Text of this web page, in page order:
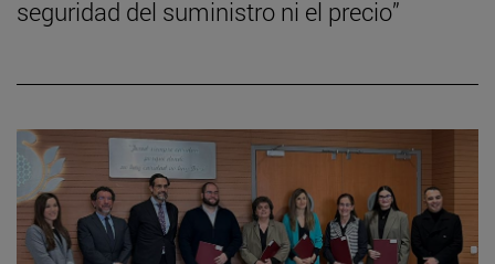
seguridad del suministro ni el precio”